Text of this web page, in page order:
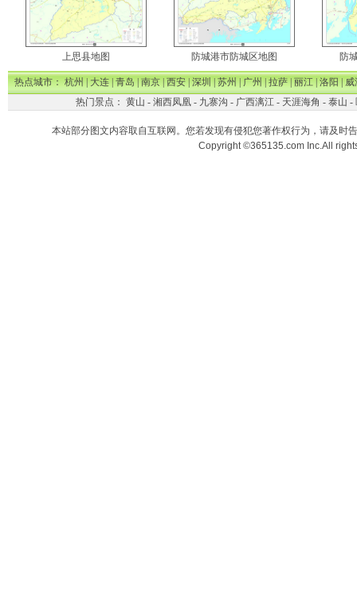
上思县地图 防城港市防城区地图 防
热点城市：杭州|大连|青岛|南京|西安|深圳|苏州|广州|拉萨|丽江|洛阳|威
热门景点： 黄山 - 湘西凤凰- 九寨沟 - 广西漓江- 天涯海角 - 泰山 -
本站部分图文内容取自互联网。您若发现有侵犯您著作权行为，请及时
Copyright ©365135.com Inc.All